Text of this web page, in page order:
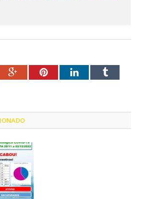
Google+PinterestLinkedInTumblr